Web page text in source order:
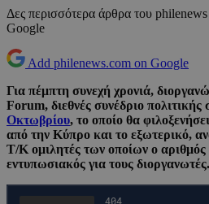
Δες περισσότερα άρθρα του philenews
Google
Add philenews.com on Google
Για πέμπτη συνεχή χρονιά,
Forum, διεθνές συνέδριο
Οκτωβρίου, το οποίο θα
από την Κύπρο και το εξωτερικό,
Τ/Κ ομιλητές των οποίων ο αριθμός
εντυπωσιακός για τους διοργανωτές.